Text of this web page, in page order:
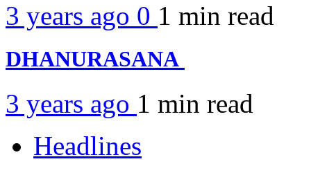
3 years ago 0 1 min read
DHANURASANA
3 years ago 1 min read
Headlines